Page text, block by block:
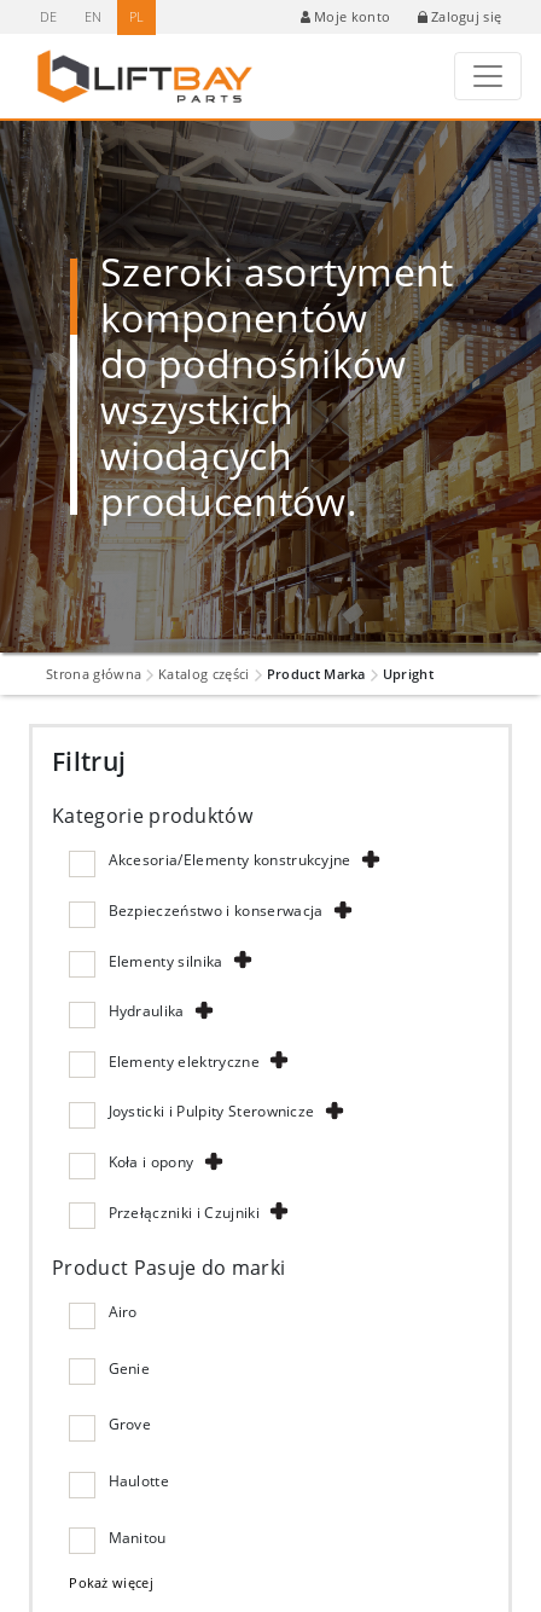
DE EN PL Moje konto Zaloguj się
Szeroki asortyment
komponentów
do podnośników
wszystkich
wiodących
producentów.
Strona główna Katalog części Product Marka Upright
Filtruj
Kategorie produktów
Akcesoria/Elementy konstrukcyjne
Bezpieczeństwo i konserwacja
Elementy silnika
Hydraulika
Elementy elektryczne
Joysticki i Pulpity Sterownicze
Koła i opony
Przełączniki i Czujniki
Product Pasuje do marki
Airo
Genie
Grove
Haulotte
Manitou
Pokaż więcej